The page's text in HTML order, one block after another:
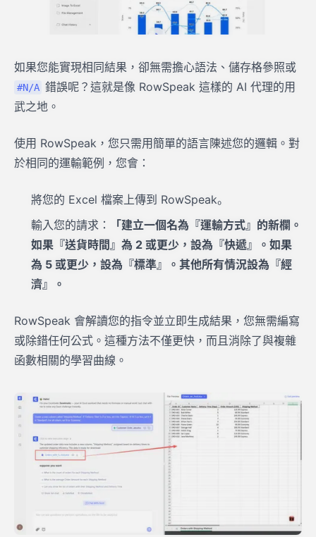
如果您能實現相同結果，卻無需擔心語法、儲存格參照或
#N/A 錯誤呢？這就是像 RowSpeak 這樣的 AI 代理的用
武之地。
使用 RowSpeak，您只需用簡單的語言陳述您的邏輯。對
於相同的運輸範例，您會：
將您的 Excel 檔案上傳到 RowSpeak。
輸入您的請求：
「建立一個名為『運輸方式』的新欄。
如果『送貨時間』為 2 或更少，設為『快遞』。如果
為 5 或更少，設為『標準』。其他所有情況設為『經
濟』。
RowSpeak 會解讀您的指令並立即生成結果，您無需編寫
或除錯任何公式。這種方法不僅更快，而且消除了與複雜
函數相關的學習曲線。